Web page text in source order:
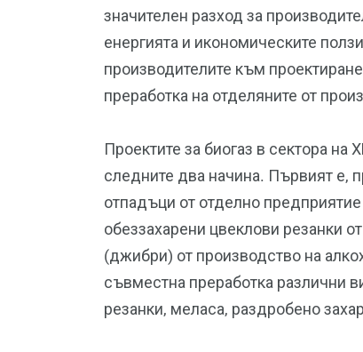
значителен разход за
енергията и икономическите
производителите към
преработка на отделяните от
Проектите за биогаз в сектора
следните два начина. Първият е,
отпадъци от отделно
обеззахарени цвеклови резанки
(джибри) от производство на
съвместна преработка различни
резанки, меласа, раздробено